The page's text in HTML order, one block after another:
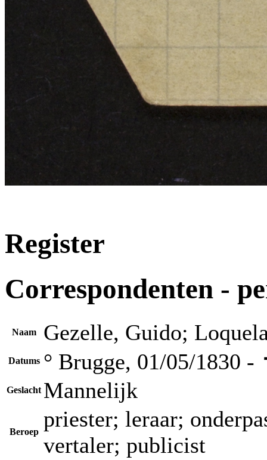
Register
Correspondenten -
Naam Gezelle, Guido;
Datums ° Brugge, 01/05/1830
Geslacht Mannelijk
Beroep
priester; leraar;
vertaler; publicist